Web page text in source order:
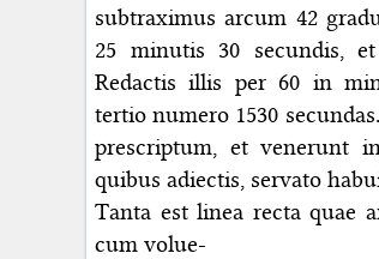
subtraximus arcum 42
25 minutis 30 secundis,
Redactis illis per 60 in
tertio numero 1530
prescriptum, et venerunt
quibus adiectis, servato
Tanta est linea recta quae
cum volue-